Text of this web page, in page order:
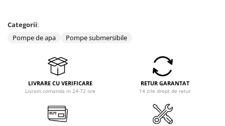
Categorii:
Pompe de apa
Pompe submersibile
LIVRARE CU VERIFICARE
Livram comanda in 24-72 ore
RETUR GARANTAT
14 zile drept de retur